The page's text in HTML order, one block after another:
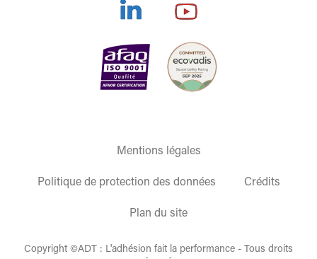
OFFRE GLOBALE
ENCRES/VERNIS DE SÉRIGRAPHIEET
ACCESSOIRES/MATÉRIELS DE SÉRIGRAPHIE
Mentions légales
Politique de protection des données Crédits
Plan du site
Copyright ©ADT : L'adhésion fait la performance - Tous droits